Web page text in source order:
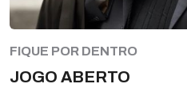
FIQUE POR DENTRO
JOGO ABERTO